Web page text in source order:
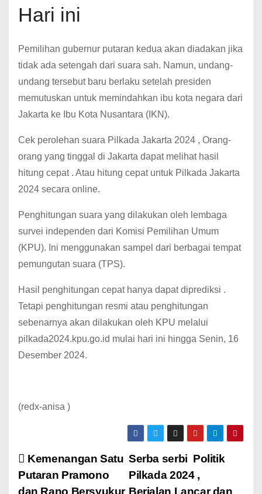
Hari ini
Pemilihan gubernur putaran kedua akan diadakan jika
tidak ada setengah dari suara sah. Namun, undang-
undang tersebut baru berlaku setelah presiden
memutuskan untuk memindahkan ibu kota negara dari
Jakarta ke Ibu Kota Nusantara (IKN).
Cek perolehan suara Pilkada Jakarta 2024 , Orang-
orang yang tinggal di Jakarta dapat melihat hasil
hitung cepat . Atau hitung cepat untuk Pilkada Jakarta
2024 secara online.
Penghitungan suara yang dilakukan oleh lembaga
survei independen dari Komisi Pemilihan Umum
(KPU). Ini menggunakan sampel dari berbagai tempat
pemungutan suara (TPS).
Hasil penghitungan cepat hanya dapat diprediksi .
Tetapi penghitungan resmi atau penghitungan
sebenarnya akan dilakukan oleh KPU melalui
pilkada2024.kpu.go.id mulai hari ini hingga Senin, 16
Desember 2024.
(redx-anisa )
Serba serbi Politik
Pilkada 2024 ,
Berjalan Lancar dan
Kemenangan Satu
Putaran Pramono
dan Rano Bersyukur